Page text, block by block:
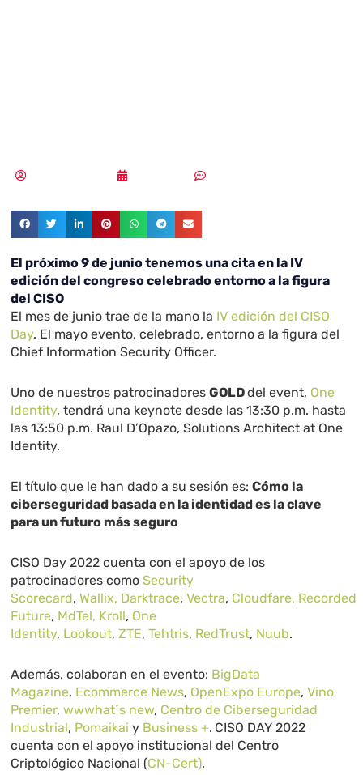
El próximo 9 de junio tenemos una cita en la IV
edición del congreso celebrado entorno a la figura
del CISO
El mes de junio trae de la mano la IV edición del CISO
Day. El mayo evento, celebrado, entorno a la figura del
Chief Information Security Officer.
Uno de nuestros patrocinadoresGOLDdel event, One
Identity, tendrá una keynote desde las 13:30 p.m. hasta
las 13:50 p.m. Raul D’Opazo, Solutions Architect at One
Identity.
El título que le han dado a su sesión es:Cómo la
ciberseguridad basada en la identidad es la clave
para un futuro más seguro
CISO Day 2022 cuenta con el apoyo de los
patrocinadores comoSecurity
Scorecard,Wallix, Darktrace,Vectra, Cloudfare, Recorded
Future, MdTel, Kroll, One
Identity, Lookout,ZTE,Tehtris, RedTrust, Nuub.
Además, colaboran en el evento: BigData
Magazine, Ecommerce News, OpenExpo Europe,Vino
Premier,wwwhat´s new, Centro de Ciberseguridad
Industrial, Pomaikaiy Business +. CISO DAY 2022
cuenta con el apoyo institucional del Centro
Criptológico Nacional (CN-Cert).